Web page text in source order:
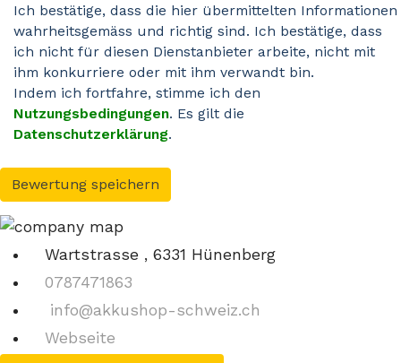
Ich bestätige, dass die hier übermittelten Informationen
wahrheitsgemäss und richtig sind. Ich bestätige, dass
ich nicht für diesen Dienstanbieter arbeite, nicht mit
ihm konkurriere oder mit ihm verwandt bin.
Indem ich fortfahre, stimme ich den
Nutzungsbedingungen. Es gilt die
Datenschutzerklärung.
Bewertung speichern
Wartstrasse , 6331 Hünenberg
0787471863
info@akkushop-schweiz.ch
Webseite